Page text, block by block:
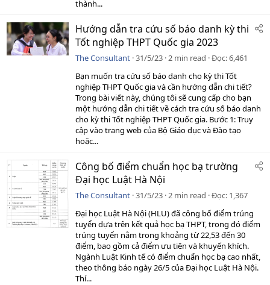
thành...
Hướng dẫn tra cứu số báo danh kỳ thi
Tốt nghiệp THPT Quốc gia 2023
The Consultant 31/5/23 2 min read Đọc 6,461
Bạn muốn tra cứu số báo danh cho kỳ thi Tốt
nghiệp THPT Quốc gia và cần hướng dẫn chi tiết?
Trong bài viết này, chúng tôi sẽ cung cấp cho bạn
một hướng dẫn chi tiết về cách tra cứu số báo danh
cho kỳ thi Tốt nghiệp THPT Quốc gia. Bước 1: Truy
cập vào trang web của Bộ Giáo dục và Đào tạo
hoặc...
Công bố điểm chuẩn học bạ trường
Đại học Luật Hà Nội
The Consultant 31/5/23 2 min read Đọc 1,367
Đại học Luật Hà Nội (HLU) đã công bố điểm trúng
tuyển dựa trên kết quả học bạ THPT, trong đó điểm
trúng tuyển nằm trong khoảng từ 22,53 đến 30
điểm, bao gồm cả điểm ưu tiên và khuyến khích.
Ngành Luật Kinh tế có điểm chuẩn học bạ cao nhất,
theo thông báo ngày 26/5 của Đại học Luật Hà Nội.
Thí...